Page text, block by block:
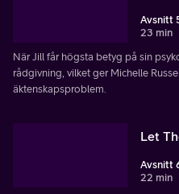
Avsnitt
23 min
När Jill får högsta betyg på sin
rådgivning, vilket ger Michelle
äktenskapsproblem.
Let
Avsnitt
22 min